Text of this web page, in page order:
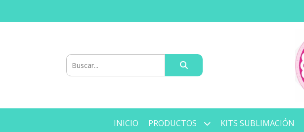
INICIO PRODUCTOS KITS SUBLIMACIÓN